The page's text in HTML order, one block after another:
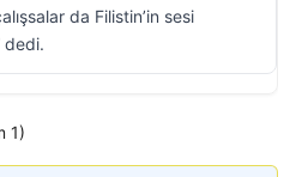
da Filistin’in sesi
dedi.
1)